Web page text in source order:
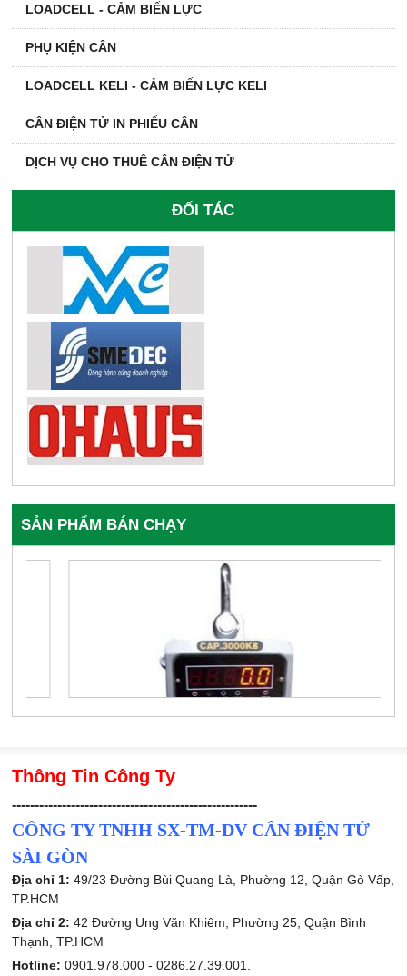
LOADCELL - CẢM BIẾN LỰC
PHỤ KIỆN CÂN
LOADCELL KELI - CẢM BIẾN LỰC KELI
CÂN ĐIỆN TỬ IN PHIẾU CÂN
DỊCH VỤ CHO THUÊ CÂN ĐIỆN TỬ
ĐỐI TÁC
SẢN PHẨM BÁN CHẠY
Thông Tin Công Ty
------------------------------------------------------
CÔNG TY TNHH SX-TM-DV CÂN ĐIỆN TỬ
SÀI GÒN
Địa chỉ 1: 49/23 Đường Bùi Quang Là, Phường 12, Quận Gò Vấp,
TP.HCM
Địa chỉ 2:42 Đường Ung Văn Khiêm, Phường 25, Quận Bình
Thạnh, TP.HCM
Hotline: 0901.978.000 -0286.27.39.001.